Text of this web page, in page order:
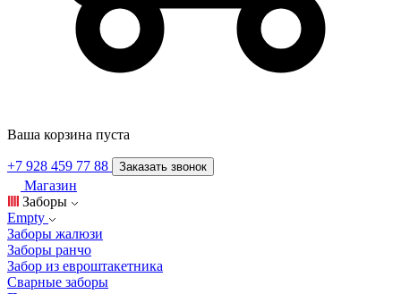
Ваша корзина пуста
+7 928 459 77 88 Заказать звонок
Магазин
Заборы
Empty
Заборы жалюзи
Заборы ранчо
Забор из евроштакетника
Сварные заборы